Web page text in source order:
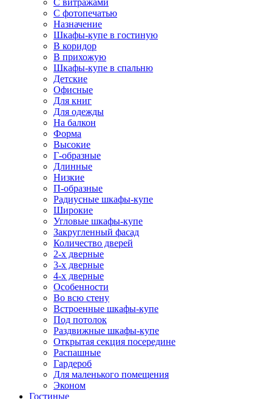
С витражами
С фотопечатью
Назначение
Шкафы-купе в гостиную
В коридор
В прихожую
Шкафы-купе в спальню
Детские
Офисные
Для книг
Для одежды
На балкон
Форма
Высокие
Г-образные
Длинные
Низкие
П-образные
Радиусные шкафы-купе
Широкие
Угловые шкафы-купе
Закругленный фасад
Количество дверей
2-х дверные
3-х дверные
4-х дверные
Особенности
Во всю стену
Встроенные шкафы-купе
Под потолок
Раздвижные шкафы-купе
Открытая секция посередине
Распашные
Гардероб
Для маленького помещения
Эконом
Гостиные